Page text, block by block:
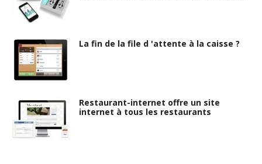
La fin de la file d 'attente à la caisse ?
Restaurant-internet offre un site
internet à tous les restaurants